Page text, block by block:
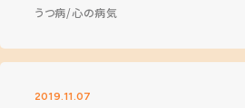
うつ病 心の病気
2019.11.07